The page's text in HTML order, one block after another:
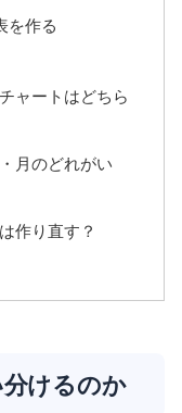
を作る
ャートはどちら
月のどれがい
作り直す？
けるのか